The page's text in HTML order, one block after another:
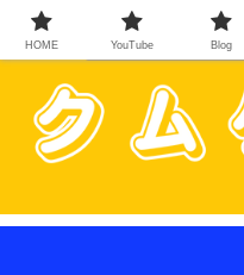
HOME YouTube Blog